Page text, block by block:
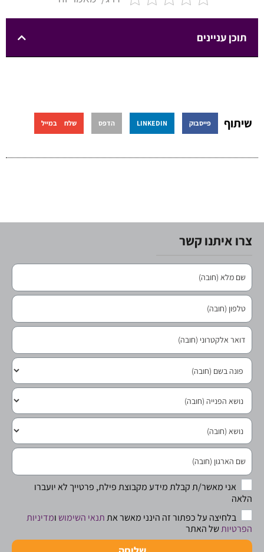
תוכן עניינים
שיתוף פייסבוק LINKEDIN הדפס שלח במייל
צרו איתנו קשר
אני מאשר/ת קבלת מידע מקבוצת פילת, פרטייך לא יועברו
הלאה
בלחיצה על כפתור זה הינני מאשר אתתנאי השימוש ומדיניות
הפרטיותשל האתר